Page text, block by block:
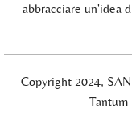
abbracciare un'idea
Copyright 2024,
Tantum